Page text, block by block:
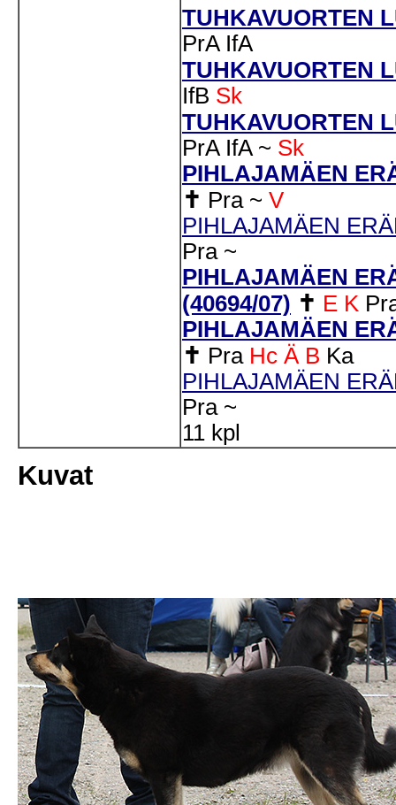
TUHKAVUORTEN
PrA IfA
TUHKAVUORTEN
IfB Sk
TUHKAVUORTEN
PrA IfA ~ Sk
PIHLAJAMÄEN
✝ Pra ~ V
PIHLAJAMÄEN
Pra ~
PIHLAJAMÄEN
(40694/07) ✝ E K
PIHLAJAMÄEN
✝ Pra Hc Ä B Ka
PIHLAJAMÄEN
Pra ~
11 kpl
Kuvat